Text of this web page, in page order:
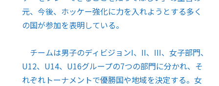
元、今後、ホッケー強化に力を入れようとする多く
の国が参加を表明している。
チームは男子のディビジョンI、II、III、女子部門、
U12、U14、U16グループの7つの部門に分かれ、そ
れぞれトーナメントで優勝国や地域を決定する。女